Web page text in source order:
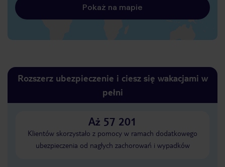
Pokaż na mapie
Rozszerz ubezpieczenie i ciesz się wakacjami w
pełni
Aż 57 201
Klientów skorzystało z pomocy w ramach dodatkowego
ubezpieczenia od nagłych zachorowań i wypadków